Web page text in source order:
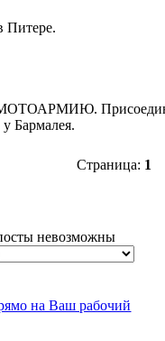
Питере.
Бармалея.
Страница: 1